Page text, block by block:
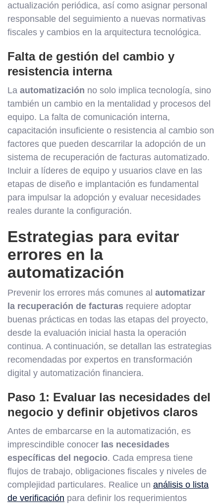
actualización periódica, así como asignar personal
responsable del seguimiento a nuevas normativas
fiscales y cambios en la arquitectura tecnológica.
Falta de gestión del cambio y
resistencia interna
La automatización no solo implica tecnología, sino
también un cambio en la mentalidad y procesos del
equipo. La falta de comunicación interna,
capacitación insuficiente o resistencia al cambio son
factores que pueden descarrilar la adopción de un
sistema de recuperación de facturas automatizado.
Incluir a líderes de equipo y usuarios clave en las
etapas de diseño e implantación es fundamental
para impulsar la adopción y evaluar necesidades
reales durante la configuración.
Estrategias para evitar
errores en la
automatización
Prevenir los errores más comunes al automatizar
la recuperación de facturas requiere adoptar
buenas prácticas en todas las etapas del proyecto,
desde la evaluación inicial hasta la operación
continua. A continuación, se detallan las estrategias
recomendadas por expertos en transformación
digital y automatización financiera.
Paso 1: Evaluar las necesidades del
negocio y definir objetivos claros
Antes de embarcarse en la automatización, es
imprescindible conocer las necesidades
específicas del negocio. Cada empresa tiene
flujos de trabajo, obligaciones fiscales y niveles de
complejidad particulares. Realice un análisis o lista
de verificación para definir los requerimientos